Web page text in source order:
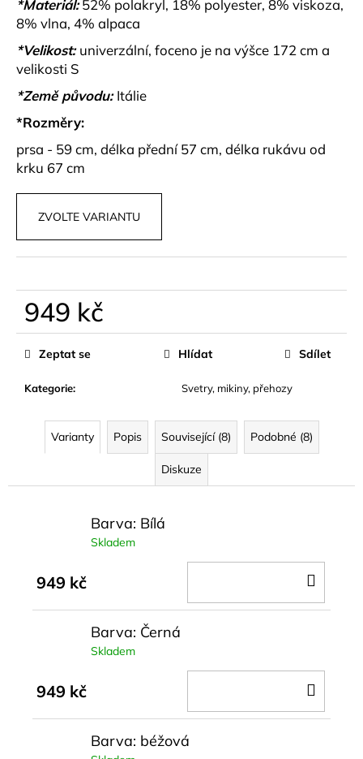
*Materiál: 52% polakryl, 18% polyester, 8% viskoza,
8% vlna, 4% alpaca
*Velikost: univerzální, foceno je na výšce 172 cm a
velikosti S
*Země původu:Itálie
*Rozměry:
prsa - 59 cm, délka přední 57 cm, délka rukávu od
krku 67 cm
ZVOLTE VARIANTU
949 kč
Měrná
Kategorie: Svetry, mikiny, přehozy
Zeptat se Hlídat Sdílet
Varianty Popis Související (8) Podobné (8)
Diskuze
Barva: Bílá
Skladem
949 kč
Barva: Černá
Skladem
949 kč
Barva: béžová
u
č
u
j
e
m
e
MUŠELÍNOVÝ
SET
SUMMER
RŮŽOVÝ
1
099